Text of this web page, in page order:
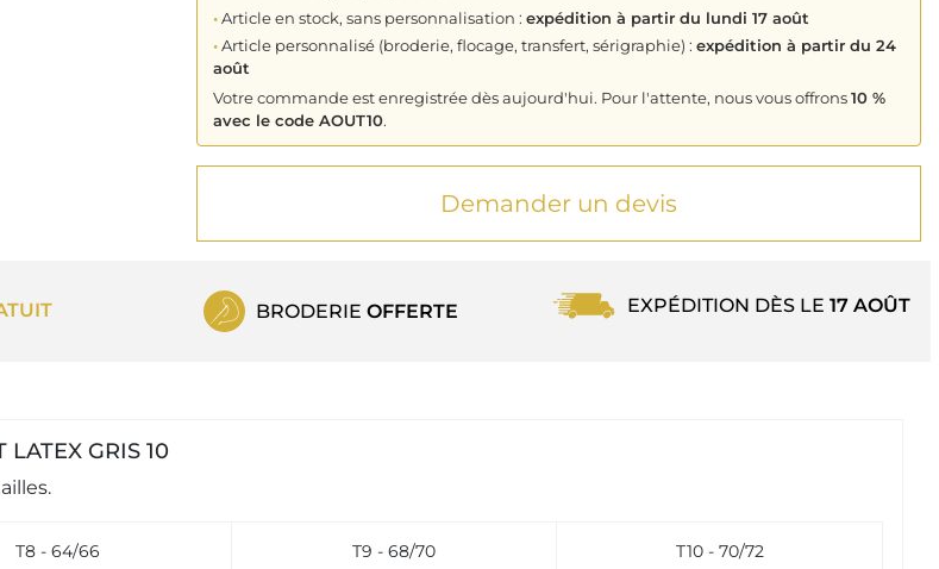
•Article en stock, sans personnalisation : expédition à partir du lundi 17 août
•Article personnalisé (broderie, flocage, transfert, sérigraphie) : expédition à partir du 24
août
Votre commande est enregistrée dès aujourd'hui. Pour l'attente, nous vous offrons10 %
avec le code AOUT10.
Demander un devis
BRODERIE OFFERTE EXPÉDITION DÈS LE 17 AOÛT
GRIS 10
T8 - 64/66 T9 - 68/70 T10 - 70/72